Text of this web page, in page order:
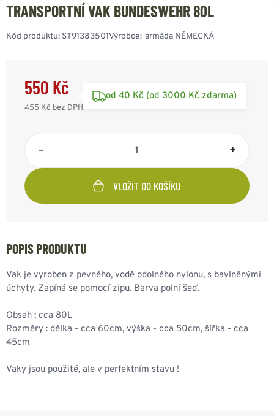
TRANSPORTNÍ VAK BUNDESWEHR 80L
Kód produktu: ST91383501Výrobce: armáda NĚMECKÁ
550 Kč
455 Kč bez DPH
od 40 Kč (od 3000 Kč zdarma)
– +
VLOŽIT DO KOŠÍKU
POPIS PRODUKTU
Vak je vyroben z pevného, vodě odolného nylonu, s bavlněnými
úchyty. Zapíná se pomocí zipu. Barva polní šeď.
Obsah : cca 80L
Rozměry : délka - cca 60cm, výška - cca 50cm, šířka - cca
45cm
Vaky jsou použité, ale v perfektním stavu !